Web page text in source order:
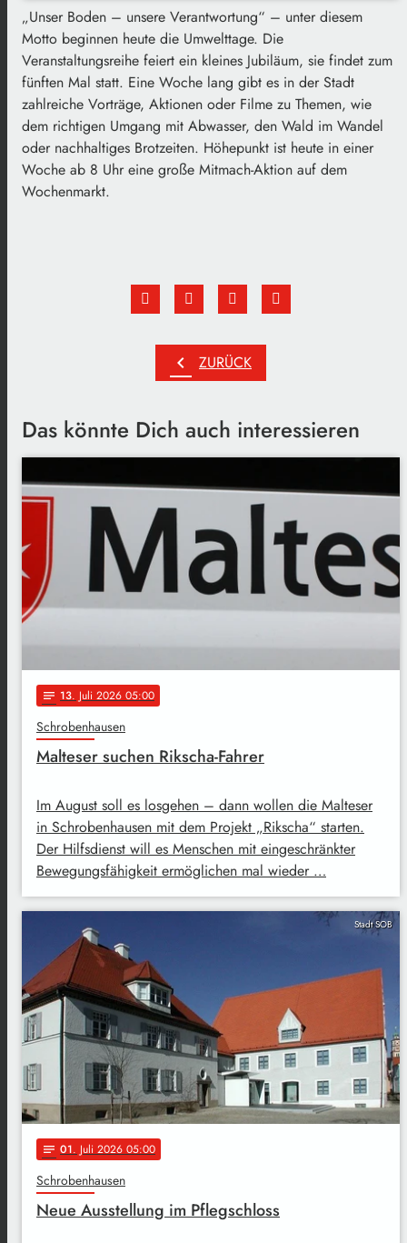
„Unser Boden – unsere Verantwortung“ – unter diesem
Motto beginnen heute die Umwelttage. Die
Veranstaltungsreihe feiert ein kleines Jubiläum, sie findet zum
fünften Mal statt. Eine Woche lang gibt es in der Stadt
zahlreiche Vorträge, Aktionen oder Filme zu Themen, wie
dem richtigen Umgang mit Abwasser, den Wald im Wandel
oder nachhaltiges Brotzeiten. Höhepunkt ist heute in einer
Woche ab 8 Uhr eine große Mitmach-Aktion auf dem
Wochenmarkt.
chevron_left ZURÜCK
Das könnte Dich auch interessieren
notes 13. Juli 2026 05:00
Schrobenhausen
Malteser suchen Rikscha-Fahrer
Im August soll es losgehen – dann wollen die Malteser
in Schrobenhausen mit dem Projekt „Rikscha“ starten.
Der Hilfsdienst will es Menschen mit eingeschränkter
Bewegungsfähigkeit ermöglichen mal wieder …
Stadt SOB
notes 01. Juli 2026 05:00
Schrobenhausen
Neue Ausstellung im Pflegschloss